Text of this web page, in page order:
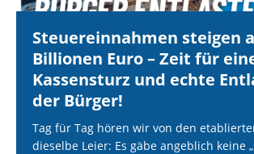
Steuereinnahmen steigen
Billionen Euro – Zeit für
Kassensturz und echte
der Bürger!
Tag für Tag hören wir von den
dieselbe Leier: Es gäbe angeblich keine